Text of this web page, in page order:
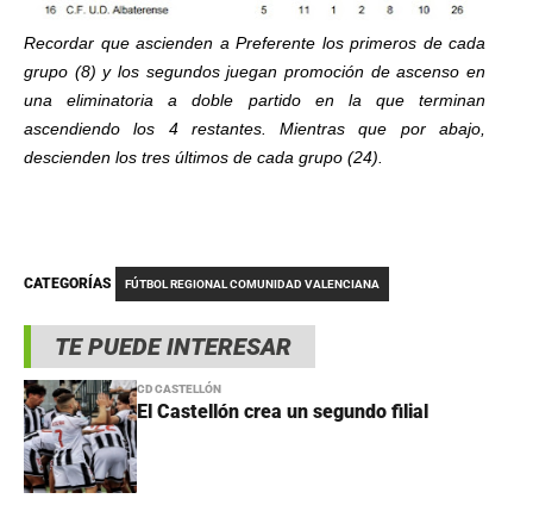
TE PUEDE INTERESAR
CD CASTELLÓN
El Castellón crea un segundo filial
Recordar que ascienden a Preferente los primeros de cada
grupo (8) y los segundos juegan promoción de ascenso en
una eliminatoria a doble partido en la que terminan
ascendiendo los 4 restantes. Mientras que por abajo,
descienden los tres últimos de cada grupo (24).
CATEGORÍAS FÚTBOL REGIONAL COMUNIDAD VALENCIANA